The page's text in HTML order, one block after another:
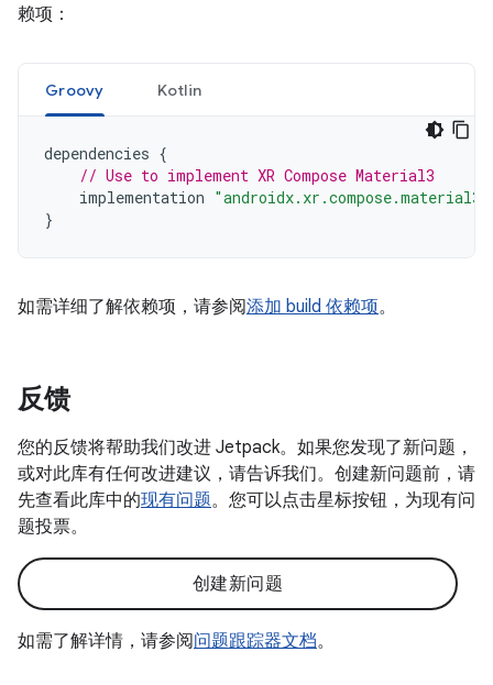
赖项：
Groovy Kotlin
dependencies {
// Use to implement XR Compose Material3
implementation
}
如需详细了解依赖项，请参阅添加 build 依赖项。
反馈
您的反馈将帮助我们改进 Jetpack。如果您发现了新问题，
或对此库有任何改进建议，请告诉我们。创建新问题前，请
先查看此库中的现有问题。您可以点击星标按钮，为现有问
题投票。
创建新问题
如需了解详情，请参阅问题跟踪器文档。